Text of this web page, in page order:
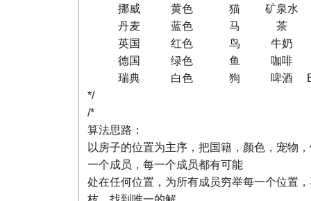
挪威 黄色 猫 矿泉水
丹麦 蓝色 马 茶
英国 红色 鸟 牛奶
德国 绿色 鱼 咖啡
瑞典 白色 狗 啤酒
*/
/*
算法思路：
以房子的位置为主序，把国籍，颜色，宠物
一个成员，每一个成员都有可能
处在任何位置，为所有成员穷举每一个位置